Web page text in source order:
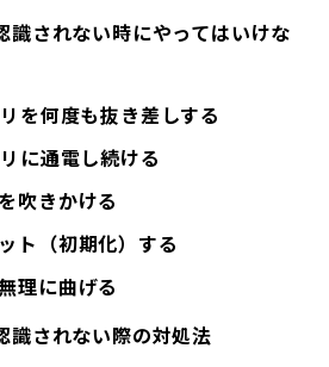
識されない時にやってはいけな
を何度も抜き差しする
に通電し続ける
吹きかける
ト（初期化）する
理に曲げる
識されない際の対処法